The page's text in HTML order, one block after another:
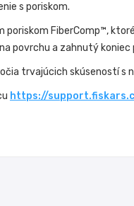
s poriskom.
FiberComp™,
povrchu a zahnutý koniec
trvajúcich skúseností s
https://